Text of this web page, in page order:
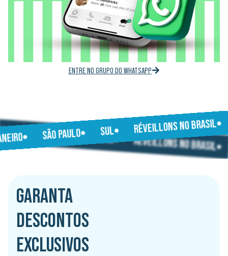
ENTRE NO GRUPO DO WHATSAPP
SÃO PAULO SUL RÉVEILLONS NO BRASIL
SÃO PAULO SUL RÉVEILLONS NO BRASIL
GARANTA
DESCONTOS
EXCLUSIVOS